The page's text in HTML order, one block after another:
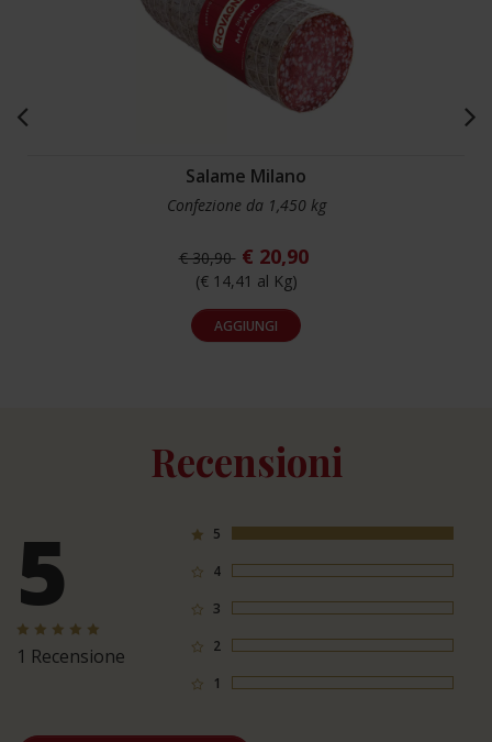
Salame Milano
Confezione da 1,450 kg
€ 30,90 € 20,90
(€ 14,41 al Kg)
AGGIUNGI
Recensioni
5
1 Recensione
5 1
4 0
3 0
2 0
1 0